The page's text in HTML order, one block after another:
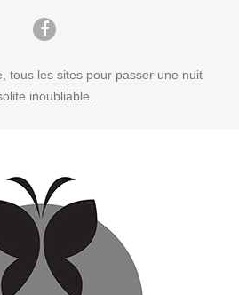
tous les sites pour passer une nuit
inoubliable.